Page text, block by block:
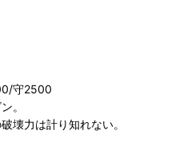
守2500
。
壊力は計り知れない。